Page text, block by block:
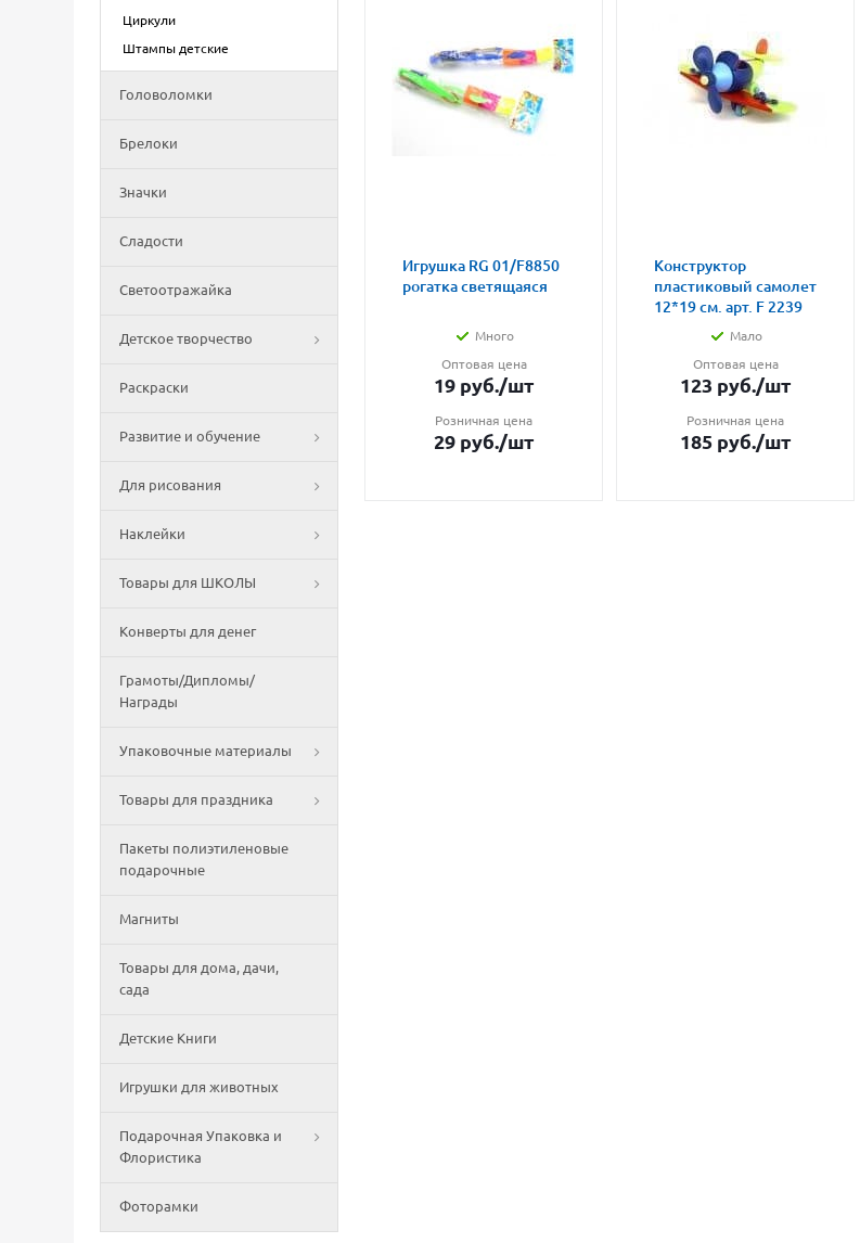
Циркули
Штампы детские
Головоломки
Брелоки
Значки
Сладости
Светоотражайка
Детское творчество
Раскраски
Развитие и обучение
Для рисования
Наклейки
Товары для ШКОЛЫ
Конверты для денег
Грамоты/Дипломы/
Награды
Упаковочные материалы
Товары для праздника
Пакеты полиэтиленовые
подарочные
Магниты
Товары для дома, дачи,
сада
Детские Книги
Игрушки для животных
Подарочная Упаковка и
Флористика
Фоторамки
Игрушка RG 01/F8850
рогатка светящаяся
Много
Оптовая цена
19 руб./шт
Розничная цена
29 руб./шт
Конструктор
пластиковый самолет
12*19 см. арт. F 2239
Мало
Оптовая цена
123 руб./шт
Розничная цена
185 руб./шт